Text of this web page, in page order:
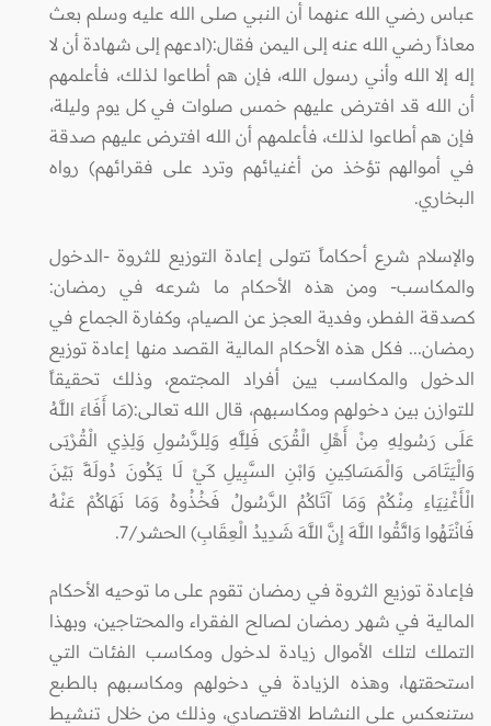
عباس رضي الله عنهما أن النبي صلى الله عليه وسلم بعث
معاذاً رضي الله عنه إلى اليمن فقال:(ادعهم إلى شهادة أن لا
إله إلا الله وأني رسول الله، فإن هم أطاعوا لذلك، فأعلمهم
أن الله قد افترض عليهم خمس صلوات في كل يوم وليلة،
فإن هم أطاعوا لذلك، فأعلمهم أن الله افترض عليهم صدقة
في أموالهم تؤخذ من أغنيائهم وترد على فقرائهم) رواه
البخاري.
والإسلام شرع أحكاماً تتولى إعادة التوزيع للثروة -الدخول
والمكاسب- ومن هذه الأحكام ما شرعه في رمضان:
كصدقة الفطر، وفدية العجز عن الصيام، وكفارة الجماع في
رمضان... فكل هذه الأحكام المالية القصد منها إعادة توزيع
الدخول والمكاسب يين أفراد المجتمع، وذلك تحقيقاً
للتوازن بين دخولهم ومكاسبهم، قال الله تعالى:(مَا أَفَاءَ اللَّهُ
عَلَى رَسُولِهِ مِنْ أَهْلِ الْقُرَى فَلِلَّهِ وَلِلرَّسُولِ وَلِذِي الْقُرْبَى
وَالْيَتَامَى وَالْمَسَاكِينِ وَابْنِ السَّبِيلِ كَيْ لَا يَكُونَ دُولَةً بَيْنَ
الْأَغْنِيَاءِ مِنْكُمْ وَمَا آتَاكُمُ الرَّسُولُ فَخُذُوهُ وَمَا نَهَاكُمْ عَنْهُ
فَانْتَهُوا وَاتَّقُوا اللَّهَ إِنَّ اللَّهَ شَدِيدُ الْعِقَابِ) الحشر/7.
فإعادة توزيع الثروة في رمضان تقوم على ما توحيه الأحكام
المالية في شهر رمضان لصالح الفقراء والمحتاجين، وبهذا
التملك لتلك الأموال زيادة لدخول ومكاسب الفئات التي
استحقتها، وهذه الزيادة في دخولهم ومكاسبهم بالطبع
ستنعكس على النشاط الاقتصادي، وذلك من خلال تنشيط